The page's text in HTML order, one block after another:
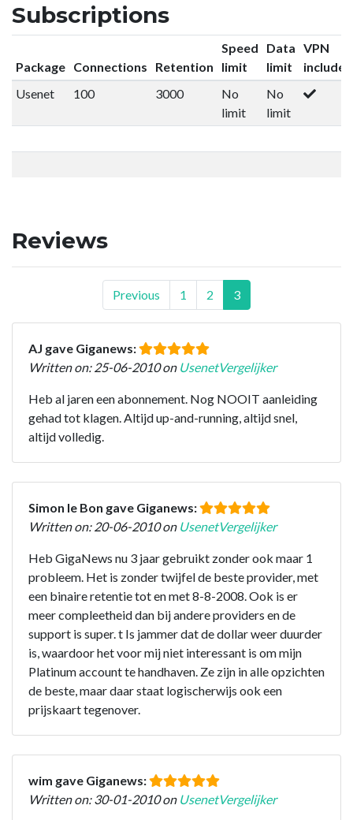
Subscriptions
Package Connections Retention
Speed
limit
Data
limit
VPN
included
Usenet
100 3000
No
limit
No
limit
Reviews
Previous 1 2 3
AJ gave Giganews:
Written on: 25-06-2010 on UsenetVergelijker
Heb al jaren een abonnement. Nog NOOIT aanleiding
gehad tot klagen. Altijd up-and-running, altijd snel,
altijd volledig.
Simon le Bon gave Giganews:
Written on: 20-06-2010 on UsenetVergelijker
Heb GigaNews nu 3 jaar gebruikt zonder ook maar 1
probleem. Het is zonder twijfel de beste provider, met
een binaire retentie tot en met 8-8-2008. Ook is er
meer compleetheid dan bij andere providers en de
support is super. t Is jammer dat de dollar weer duurder
is, waardoor het voor mij niet interessant is om mijn
Platinum account te handhaven. Ze zijn in alle opzichten
de beste, maar daar staat logischerwijs ook een
prijskaart tegenover.
wim gave Giganews:
Written on: 30-01-2010 on UsenetVergelijker